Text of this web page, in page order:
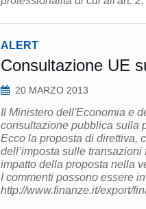
ALERT
Consultazione UE
20 MARZO 2013
Il Ministero dell'Economia e
consultazione pubblica sulla
Ecco la proposta di direttiva,
dell’imposta sulle
impatto della proposta nella
I commenti possono essere
http://www.finanze.it/export/